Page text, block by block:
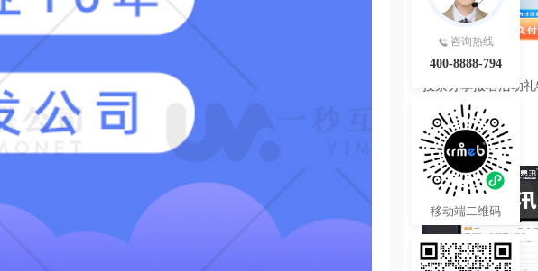
199.00
投票分享报名活动
序系统源码
热度 45
咨询热线
400-8888-794
移动端二维码